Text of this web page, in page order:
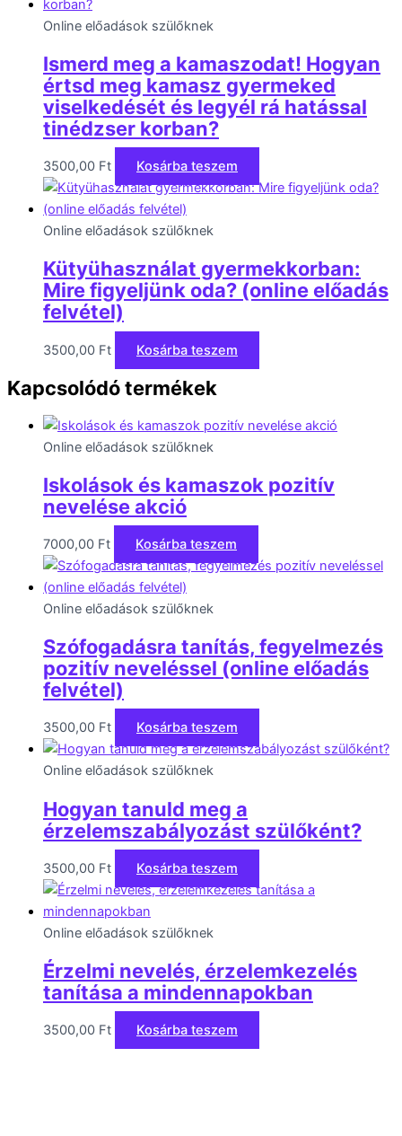
Online előadások szülőknek
Ismerd meg a kamaszodat! Hogyan
értsd meg kamasz gyermeked
viselkedését és legyél rá hatással
tinédzser korban?
3500,00 Ft Kosárba teszem
Online előadások szülőknek
Kütyühasználat gyermekkorban:
Mire figyeljünk oda? (online előadás
felvétel)
3500,00 Ft Kosárba teszem
Kapcsolódó termékek
Online előadások szülőknek
Iskolások és kamaszok pozitív
nevelése akció
7000,00 Ft Kosárba teszem
Online előadások szülőknek
Szófogadásra tanítás, fegyelmezés
pozitív neveléssel (online előadás
felvétel)
3500,00 Ft Kosárba teszem
Online előadások szülőknek
Hogyan tanuld meg a
érzelemszabályozást szülőként?
3500,00 Ft Kosárba teszem
Online előadások szülőknek
Érzelmi nevelés, érzelemkezelés
tanítása a mindennapokban
3500,00 Ft Kosárba teszem